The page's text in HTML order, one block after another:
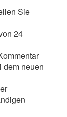
Sie
24
dem neuen